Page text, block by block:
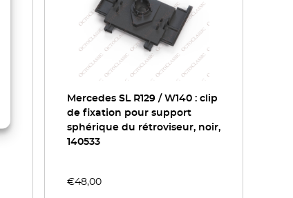
Mercedes SL R129 / W140 : clip
de fixation pour support
sphérique du rétroviseur, noir,
140533
€48,00